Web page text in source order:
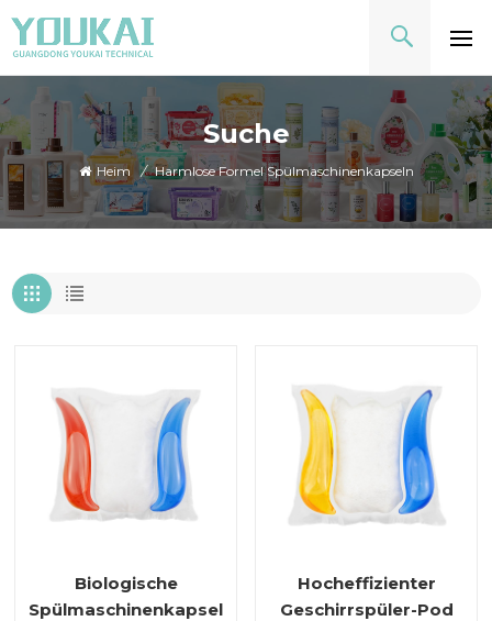
Suche
Heim / Harmlose Formel Spülmaschinenkapseln
Biologische
Spülmaschinenkapsel
Hocheffizienter
Geschirrspüler-Pod